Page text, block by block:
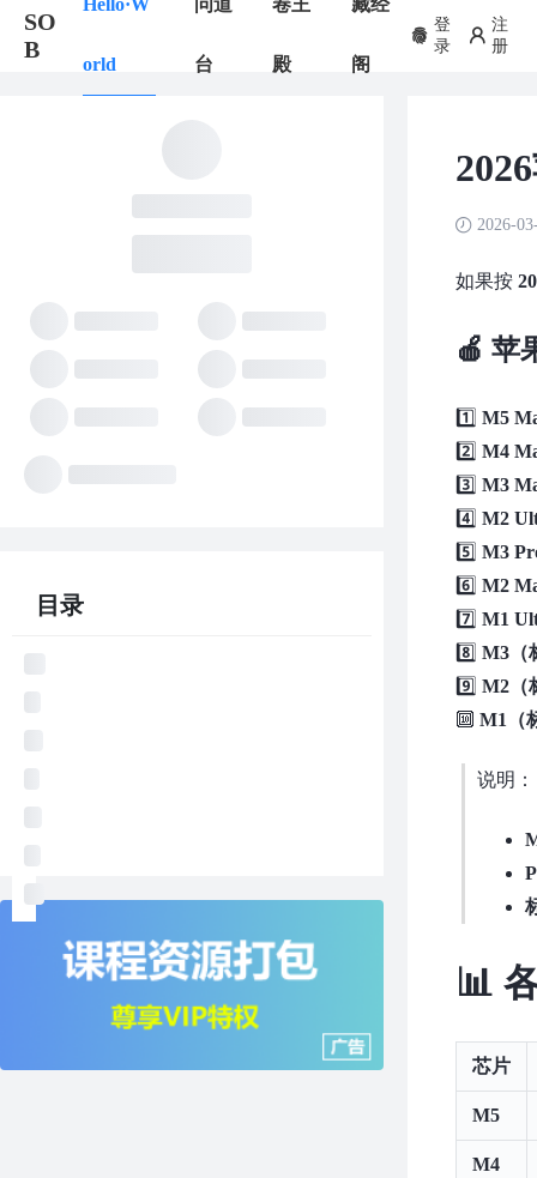
SO
B
Hello·W
orld
问道
台
卷王
殿
藏经
阁
登
录
注
册
目录
2026-
如果按
🍎 苹
1️⃣ M5
2️⃣ M4
3️⃣ M3
4️⃣ M2
5️⃣ M3
6️⃣ M2
7️⃣ M1
8️⃣ M3（
9️⃣ M2（
🔟 M1（
说明：
📊
芯片
M5
M4